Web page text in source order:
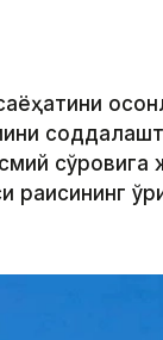
сўровига
раисининг